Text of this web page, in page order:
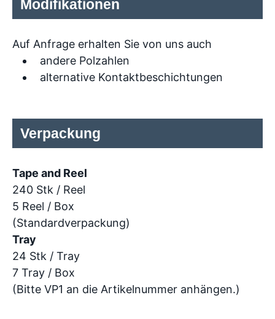
Modifikationen
Auf Anfrage erhalten Sie von uns auch
andere Polzahlen
alternative Kontaktbeschichtungen
Verpackung
Tape and Reel
240 Stk / Reel
5 Reel / Box
(Standardverpackung)
Tray
24 Stk / Tray
7 Tray / Box
(Bitte VP1 an die Artikelnummer anhängen.)